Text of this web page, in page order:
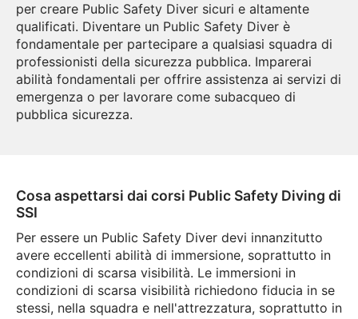
per creare Public Safety Diver sicuri e altamente
qualificati. Diventare un Public Safety Diver è
fondamentale per partecipare a qualsiasi squadra di
professionisti della sicurezza pubblica. Imparerai
abilità fondamentali per offrire assistenza ai servizi di
emergenza o per lavorare come subacqueo di
pubblica sicurezza.
Cosa aspettarsi dai corsi Public Safety Diving di
SSI
Per essere un Public Safety Diver devi innanzitutto
avere eccellenti abilità di immersione, soprattutto in
condizioni di scarsa visibilità. Le immersioni in
condizioni di scarsa visibilità richiedono fiducia in se
stessi, nella squadra e nell'attrezzatura, soprattutto in